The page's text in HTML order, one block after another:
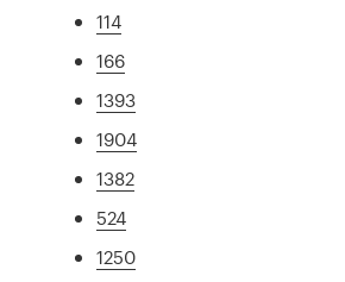
114
166
1393
1904
1382
524
1250